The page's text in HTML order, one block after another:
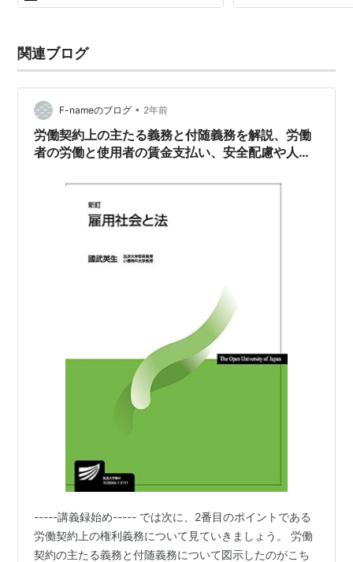
関連ブログ
F-nameのブログ • 2年前
労働契約上の主たる義務と付随義務を解説、労働
者の労働と使用者の賃金支払い、安全配慮や人格
学講義録
-----講義録始め----- では次に、2番目のポイントである
労働契約上の権利義務について見ていきましょう。 労働
契約の主たる義務と付随義務について図示したのがこち